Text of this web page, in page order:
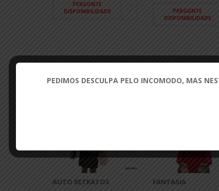
PERGUNTE
DISPONIBILIDADE
PERGUNTE
DISPONIBILIDADE
AUTO RETRATOS FANTASIA
PEDIMOS DESCULPA PELO INCOMODO, MAS